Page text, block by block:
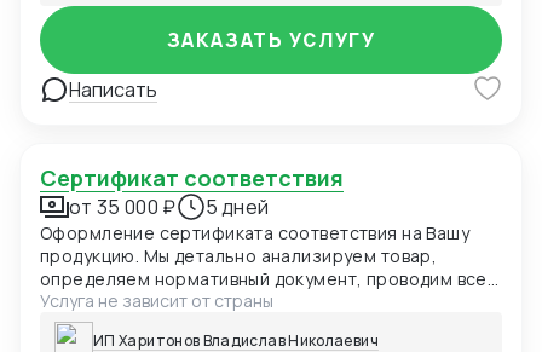
Написать
ЗАКАЗАТЬ УСЛУГУ
Сертификат соответствия
от 35 000 ₽ 5 дней
Оформление сертификата соответствия на Вашу
продукцию. Мы детально анализируем товар,
определяем нормативный документ, проводим все
необходимые процедуры, в том числе выезд на
производство и испытания.
Услуга не зависит от страны
ИП Харитонов Владислав Николаевич